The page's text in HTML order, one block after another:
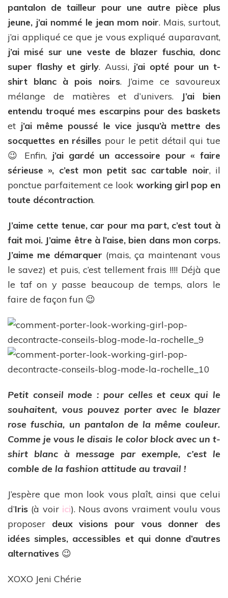
pantalon de tailleur pour une autre pièce plus
jeune, j’ai nommé le jean mom noir. Mais, surtout,
j’ai appliqué ce que je vous expliqué auparavant,
j’ai misé sur une veste de blazer fuschia, donc
super flashy et girly. Aussi, j’ai opté pour un t-
shirt blanc à pois noirs. J’aime ce savoureux
mélange de matières et d’univers.
J’ai bien
entendu troqué mes escarpins pour des baskets
et j’ai même poussé le vice jusqu’à mettre des
socquettes en résilles pour le petit détail qui tue
😉 Enfin, j’ai gardé un accessoire pour « faire
sérieuse », c’est mon petit sac cartable noir, il
ponctue parfaitement ce look working girl pop en
toute décontraction.
J’aime cette tenue, car pour ma part, c’est tout à
fait moi. J’aime être à l’aise, bien dans mon corps.
J’aime me démarquer (mais, ça maintenant vous
le savez) et puis, c’est tellement frais !!!! Déjà que
le taf on y passe beaucoup de temps, alors le
faire de façon fun 😉
Petit conseil mode : pour celles et ceux qui le
souhaitent, vous pouvez porter avec le blazer
rose fuschia, un pantalon de la même couleur.
Comme je vous le disais le color block avec un t-
shirt blanc à message par exemple, c’est le
comble de la fashion attitude au travail !
J’espère que mon look vous plaît, ainsi que celui
d’Iris (à voir ici). Nous avons vraiment voulu vous
proposer deux visions pour vous donner des
idées simples, accessibles et qui donne d’autres
alternatives 😉
XOXO Jeni Chérie